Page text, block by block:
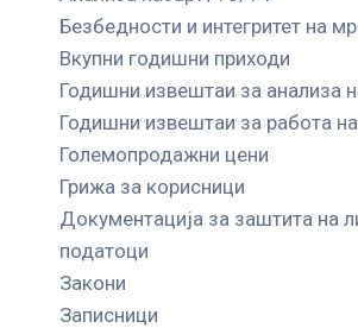
Безбедности и интегритет на
Вкупни годишни приходи
Годишни извештаи за анализа
Годишни извештаи за работа
Големопродажни цени
Грижа за корисници
Документација за заштита на
податоци
Закони
Записници